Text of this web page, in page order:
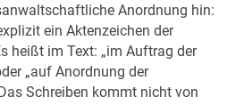
Anordnung hin:
ein Aktenzeichen der
heißt im Text: „im Auftrag der
„auf Anordnung der
Schreiben kommt nicht von